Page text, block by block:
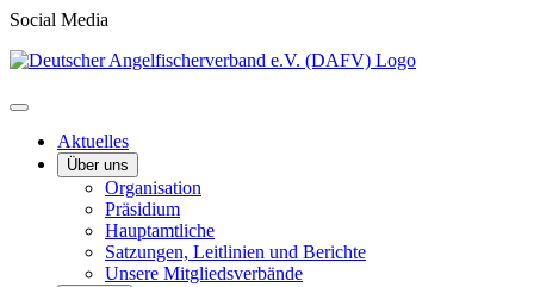
Social Media
Aktuelles
Über uns
Organisation
Präsidium
Hauptamtliche
Satzungen, Leitlinien und Berichte
Unsere Mitgliedsverbände